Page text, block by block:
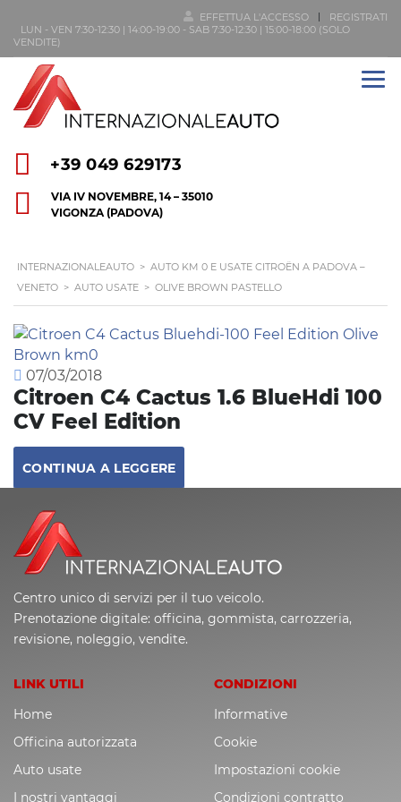
EFFETTUA L'ACCESSO
REGISTRATI
LUN - VEN 7:30-12:30 | 14:00-19:00 - SAB 7:30-12:30 | 15:00-18:00 (SOLO
VENDITE)
+39 049 629173
VIA IV NOVEMBRE, 14 – 35010
VIGONZA (PADOVA)
INTERNAZIONALEAUTO > AUTO KM 0 E USATE CITROËN A PADOVA –
VENETO > AUTO USATE > OLIVE BROWN PASTELLO
07/03/2018
Citroen C4 Cactus 1.6 BlueHdi 100
CV Feel Edition
CONTINUA A LEGGERE
Centro unico di servizi per il tuo veicolo.
Prenotazione digitale: officina, gommista, carrozzeria,
revisione, noleggio, vendite.
LINK UTILI
Home
Officina autorizzata
Auto usate
I nostri vantaggi
CONDIZIONI
Informative
Cookie
Impostazioni cookie
Condizioni contratto